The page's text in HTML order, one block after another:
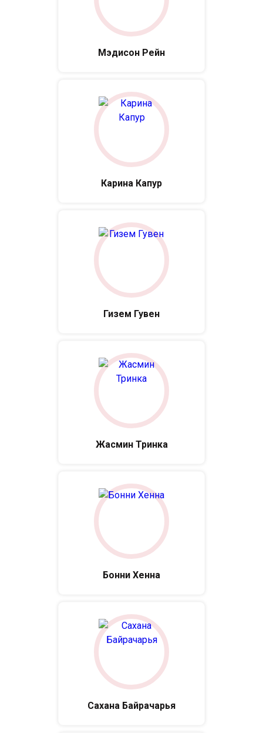
Мэдисон Рейн
Карина Капур
Гизем Гувен
Жасмин Тринка
Бонни Хенна
Сахана Байрачарья